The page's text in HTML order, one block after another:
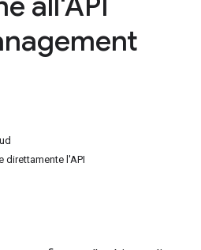
direttamente l'API